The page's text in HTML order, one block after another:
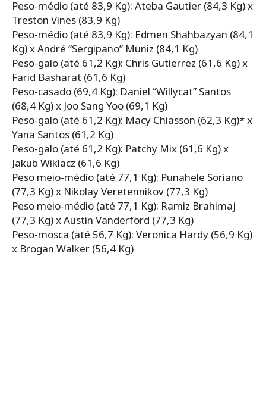
Peso-médio (até 83,9 Kg): Ateba Gautier (84,3 Kg) x
Treston Vines (83,9 Kg)
Peso-médio (até 83,9 Kg): Edmen Shahbazyan (84,1
Kg) x André “Sergipano” Muniz (84,1 Kg)
Peso-galo (até 61,2 Kg): Chris Gutierrez (61,6 Kg) x
Farid Basharat (61,6 Kg)
Peso-casado (69,4 Kg): Daniel “Willycat” Santos
(68,4 Kg) x Joo Sang Yoo (69,1 Kg)
Peso-galo (até 61,2 Kg): Macy Chiasson (62,3 Kg)* x
Yana Santos (61,2 Kg)
Peso-galo (até 61,2 Kg): Patchy Mix (61,6 Kg) x
Jakub Wiklacz (61,6 Kg)
Peso meio-médio (até 77,1 Kg): Punahele Soriano
(77,3 Kg) x Nikolay Veretennikov (77,3 Kg)
Peso meio-médio (até 77,1 Kg): Ramiz Brahimaj
(77,3 Kg) x Austin Vanderford (77,3 Kg)
Peso-mosca (até 56,7 Kg): Veronica Hardy (56,9 Kg)
x Brogan Walker (56,4 Kg)